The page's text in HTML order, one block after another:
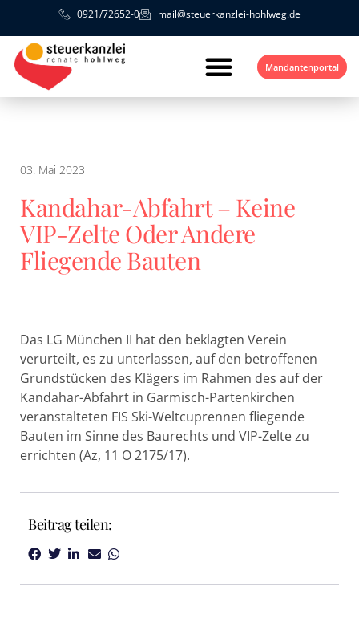
0921/72652-0 mail@steuerkanzlei-hohlweg.de
Mandantenportal
03. Mai 2023
Kandahar-Abfahrt – Keine
VIP-Zelte Oder Andere
Fliegende Bauten
Das LG München II hat den beklagten Verein
verurteilt, es zu unterlassen, auf den betroffenen
Grundstücken des Klägers im Rahmen des auf der
Kandahar-Abfahrt in Garmisch-Partenkirchen
veranstalteten FIS Ski-Weltcuprennen fliegende
Bauten im Sinne des Baurechts und VIP-Zelte zu
errichten (Az, 11 O 2175/17).
Beitrag teilen: